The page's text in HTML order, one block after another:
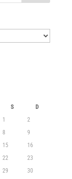
S
D
1
2
8
9
15
16
22
23
29
30